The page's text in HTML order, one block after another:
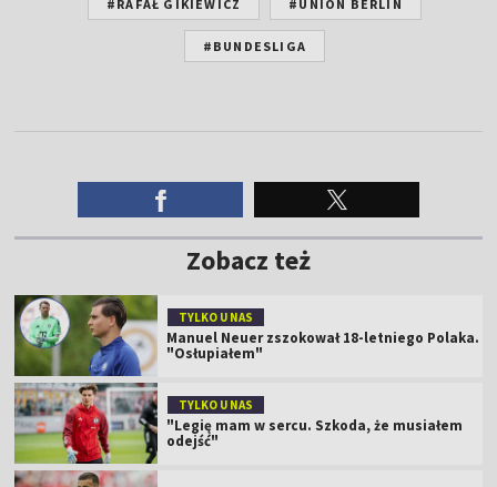
#RAFAŁ GIKIEWICZ #UNION BERLIN
#BUNDESLIGA
Zobacz też
TYLKO U NAS
Manuel Neuer zszokował 18-letniego Polaka.
"Osłupiałem"
TYLKO U NAS
"Legię mam w sercu. Szkoda, że musiałem
odejść"